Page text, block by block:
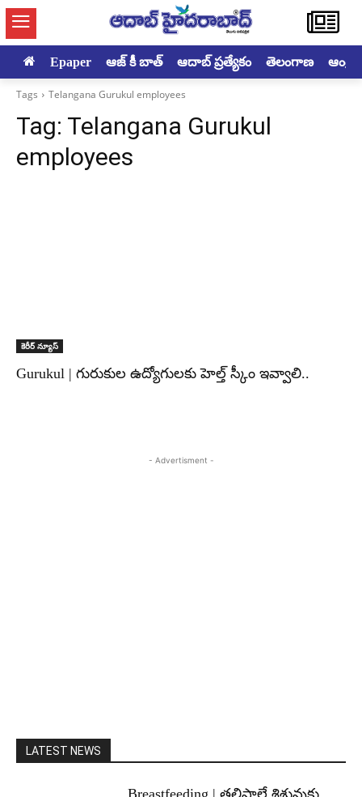
Epaper ఆజ్ కీ బాత్ ఆదాబ్ ప్రత్యేకం తెలంగాణ
Tags Telangana Gurukul employees
Tag: Telangana Gurukul
employees
కెరీర్ న్యూస్
Gurukul | గురుకుల ఉద్యోగులకు హెల్త్ స్కీం ఇవ్వాలి..
- Advertisment -
LATEST NEWS
Breastfeeding | తల్లిపాలే శిశువుకు